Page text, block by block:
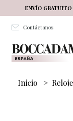
Salta al contenuto
ENVÍO GRATUITO
Contáctanos
Inicio >